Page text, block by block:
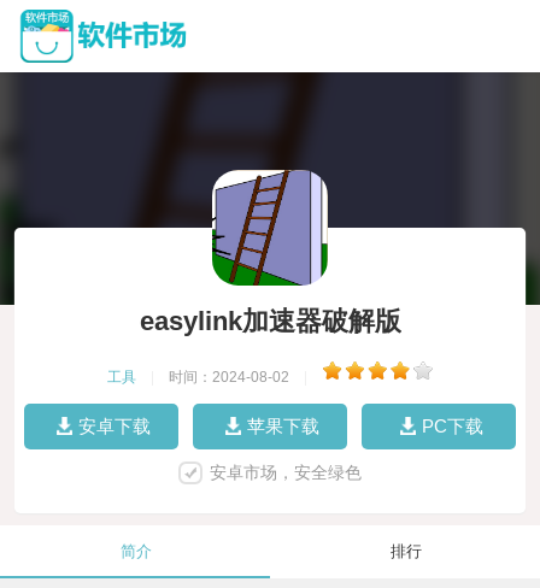
easylink加速器破解版
工具 时间：2024-08-02
安卓下载 苹果下载 PC下载
安卓市场，安全绿色
简介 排行